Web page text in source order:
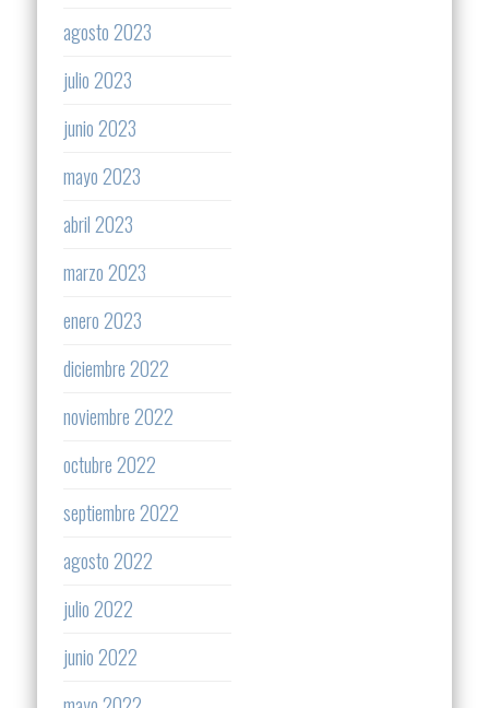
agosto 2023
julio 2023
junio 2023
mayo 2023
abril 2023
marzo 2023
enero 2023
diciembre 2022
noviembre 2022
octubre 2022
septiembre 2022
agosto 2022
julio 2022
junio 2022